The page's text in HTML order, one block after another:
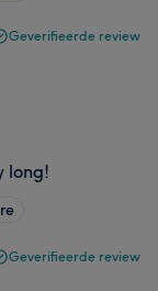
Geverifieerde review
long!
Geverifieerde review